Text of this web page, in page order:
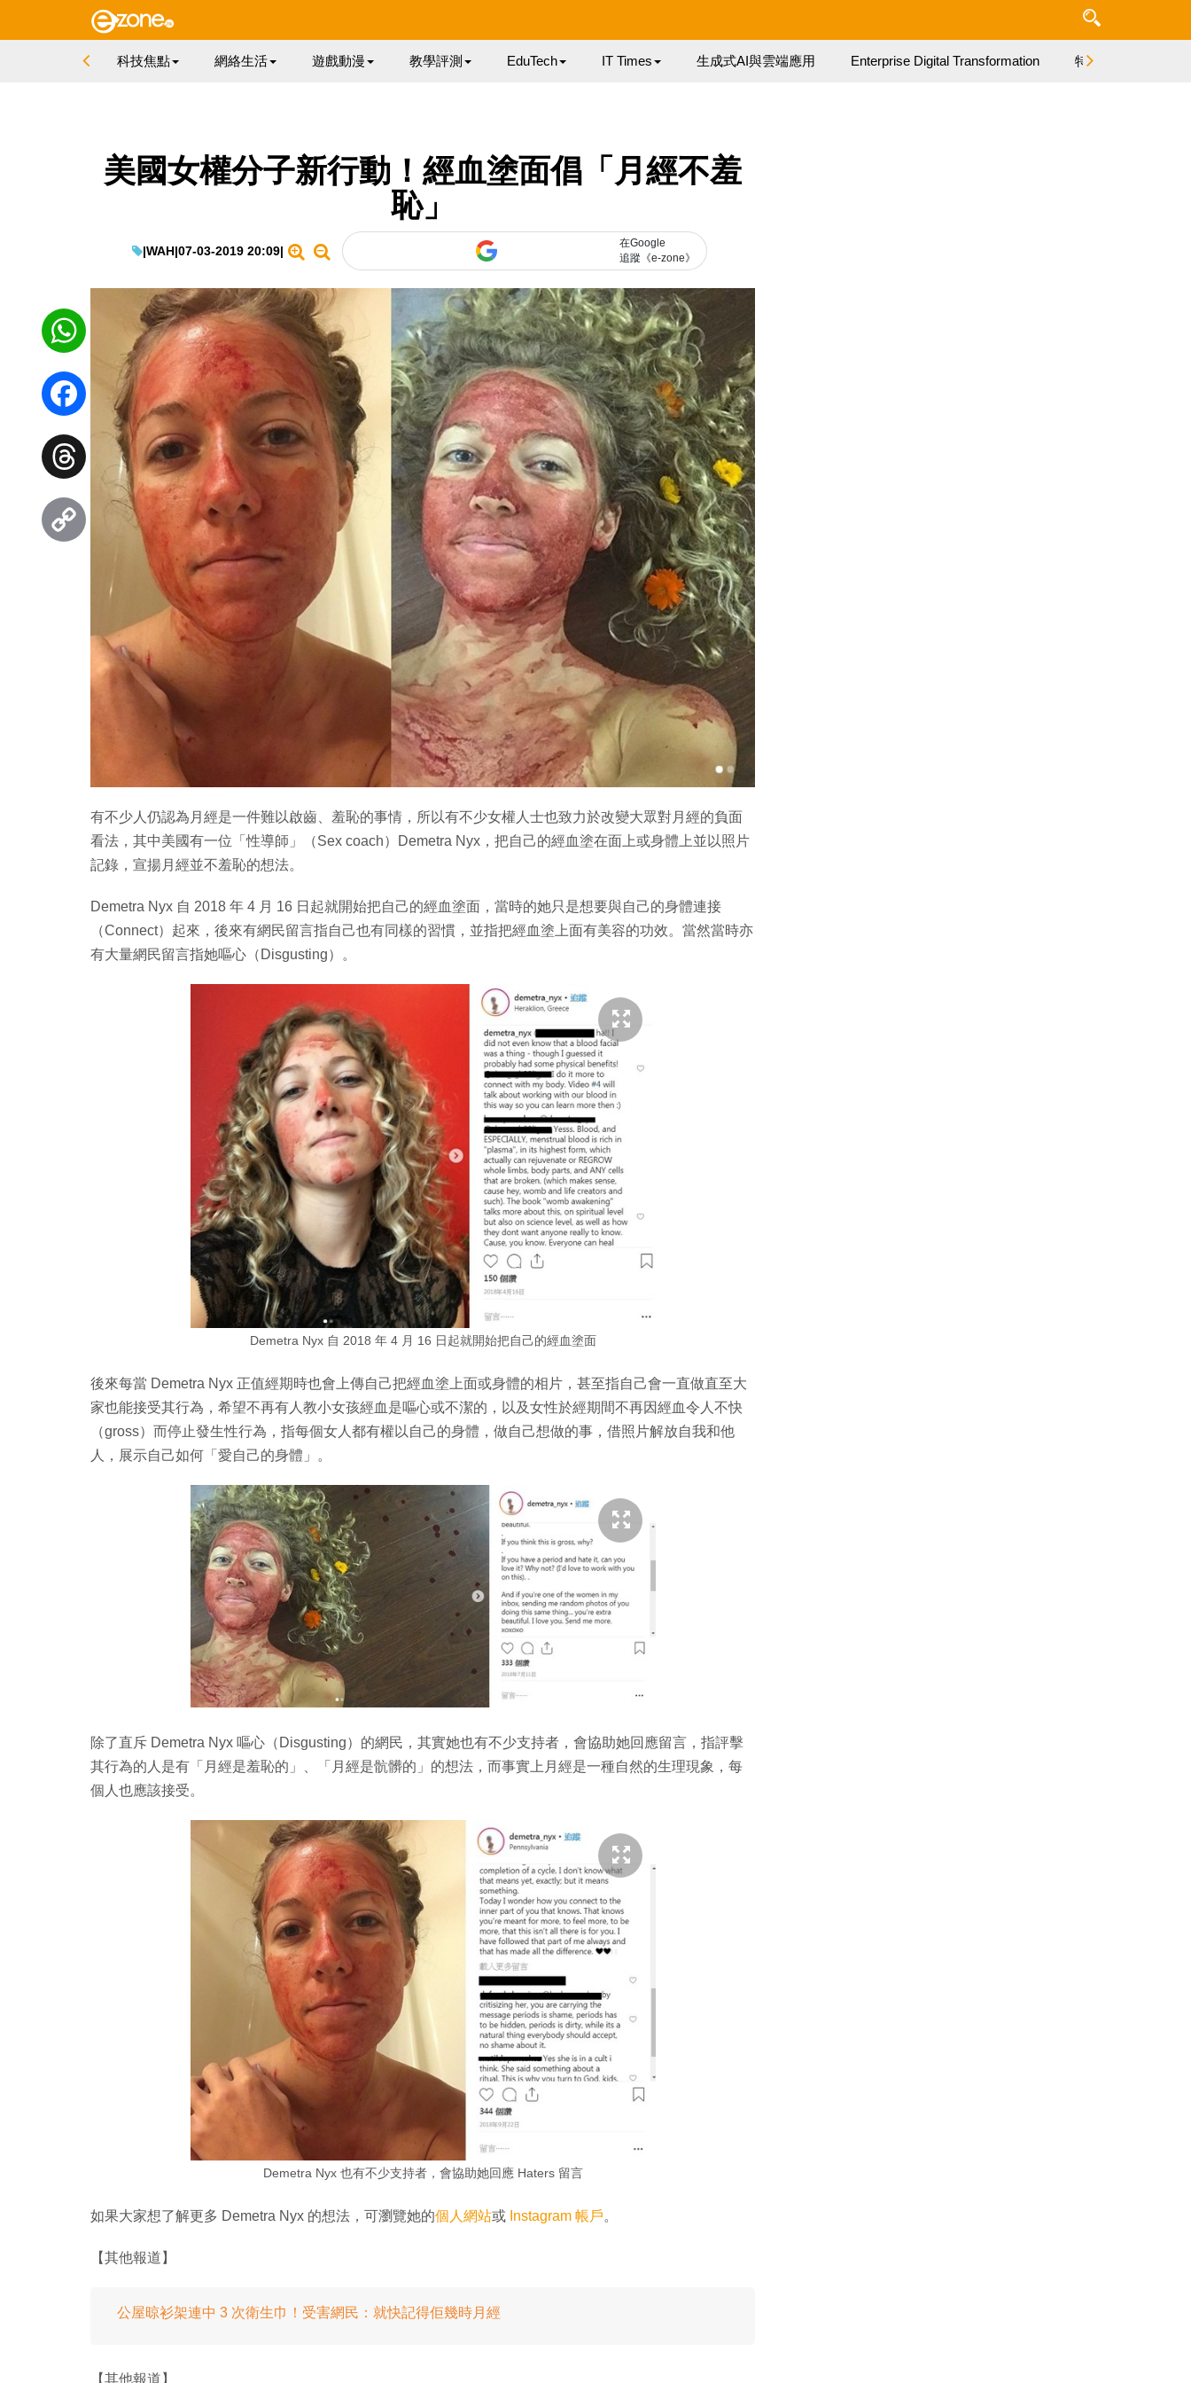
科技焦點 網絡生活 遊戲動漫 教學評測 EduTech IT Times 生成式AI與雲端應用 Enterprise Digital Transformation 特集
美國女權分子新行動！經血塗面倡「月經不羞
恥」
|WAH|07-03-2019 20:09|
在Google
追蹤《e-zone》
有不少人仍認為月經是一件難以啟齒、羞恥的事情，所以有不少女權人士也致力於改變大眾對月經的負面
看法，其中美國有一位「性導師」（Sex coach）Demetra Nyx，把自己的經血塗在面上或身體上並以照片
記錄，宣揚月經並不羞恥的想法。
Demetra Nyx 自 2018 年 4 月 16 日起就開始把自己的經血塗面，當時的她只是想要與自己的身體連接
（Connect）起來，後來有網民留言指自己也有同樣的習慣，並指把經血塗上面有美容的功效。當然當時亦
有大量網民留言指她嘔心（Disgusting）。
Demetra Nyx 自 2018 年 4 月 16 日起就開始把自己的經血塗面
後來每當 Demetra Nyx 正值經期時也會上傳自己把經血塗上面或身體的相片，甚至指自己會一直做直至大
家也能接受其行為，希望不再有人教小女孩經血是嘔心或不潔的，以及女性於經期間不再因經血令人不快
（gross）而停止發生性行為，指每個女人都有權以自己的身體，做自己想做的事，借照片解放自我和他
人，展示自己如何「愛自己的身體」。
除了直斥 Demetra Nyx 嘔心（Disgusting）的網民，其實她也有不少支持者，會協助她回應留言，指評擊
其行為的人是有「月經是羞恥的」、「月經是骯髒的」的想法，而事實上月經是一種自然的生理現象，每
個人也應該接受。
Demetra Nyx 也有不少支持者，會協助她回應 Haters 留言
如果大家想了解更多 Demetra Nyx 的想法，可瀏覽她的個人網站或 Instagram 帳戶。
【其他報道】
公屋晾衫架連中 3 次衛生巾！受害網民：就快記得佢幾時月經
【其他報道】
WhatsApp
Facebook
Threads